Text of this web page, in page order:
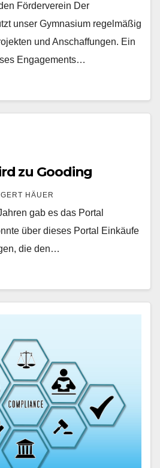
Förderverein Der
unser Gymnasium regelmäßig
und Anschaffungen. Ein
Engagements…
zu Gooding
GERT HÄUER
gab es das Portal
über dieses Portal Einkäufe
die den…